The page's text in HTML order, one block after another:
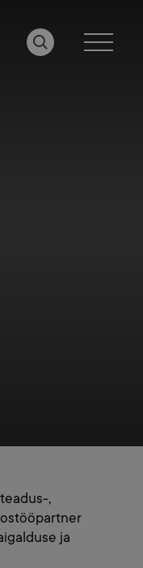
OTSI LEHELTMENÜÜ
,
ja